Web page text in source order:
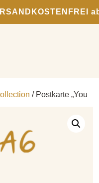
/ Postkarte „You